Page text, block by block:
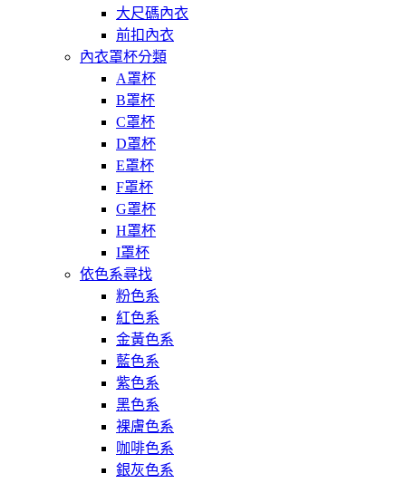
大尺碼內衣
前扣內衣
內衣罩杯分類
A罩杯
B罩杯
C罩杯
D罩杯
E罩杯
F罩杯
G罩杯
H罩杯
I罩杯
依色系尋找
粉色系
紅色系
金黃色系
藍色系
紫色系
黑色系
裸膚色系
咖啡色系
銀灰色系